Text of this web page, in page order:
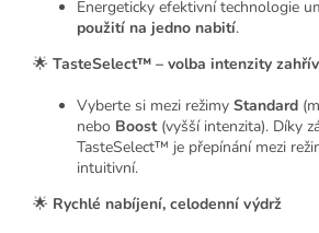
Energeticky efektivní technologie
použití na jedno nabití.
🌟 TasteSelect™ – volba intenzity
Vyberte si mezi režimy Standard
nebo Boost(vyšší intenzita). Díky
TasteSelect™ je přepínání mezi
intuitivní.
🌟 Rychlé nabíjení, celodenní výdrž